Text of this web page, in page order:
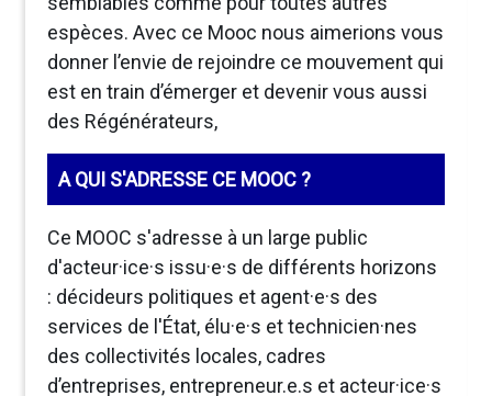
espèces. Avec ce Mooc nous aimerions vous
donner l’envie de rejoindre ce mouvement qui
est en train d’émerger et devenir vous aussi
des Régénérateurs,
A QUI S'ADRESSE CE MOOC ?
Ce MOOC s'adresse à un large public
d'acteur·ice·s issu·e·s de différents horizons
: décideurs politiques et agent·e·s des
services de l'État, élu·e·s et technicien·nes
des collectivités locales, cadres
d’entreprises, entrepreneur.e.s et acteur·ice·s